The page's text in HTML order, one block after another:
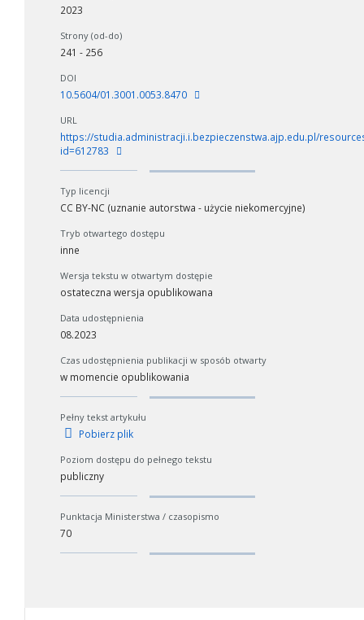
2023
Strony (od-do)
241 - 256
DOI
10.5604/01.3001.0053.8470
URL
https://studia.administracji.i.bezpieczenstwa.ajp.edu.pl/
id=612783
Typ licencji
CC BY-NC (uznanie autorstwa - użycie niekomercyjne)
Tryb otwartego dostępu
inne
Wersja tekstu w otwartym dostępie
ostateczna wersja opublikowana
Data udostępnienia
08.2023
Czas udostępnienia publikacji w sposób otwarty
w momencie opublikowania
Pełny tekst artykułu
Pobierz plik
Poziom dostępu do pełnego tekstu
publiczny
Punktacja Ministerstwa / czasopismo
70